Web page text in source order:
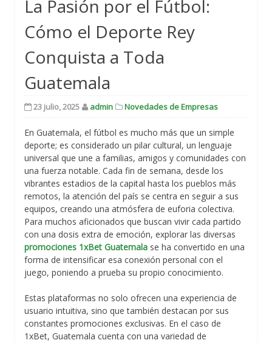
La Pasión por el Fútbol:
Cómo el Deporte Rey
Conquista a Toda
Guatemala
23 julio, 2025 admin Novedades de Empresas
En Guatemala, el fútbol es mucho más que un simple
deporte; es considerado un pilar cultural, un lenguaje
universal que une a familias, amigos y comunidades con
una fuerza notable. Cada fin de semana, desde los
vibrantes estadios de la capital hasta los pueblos más
remotos, la atención del país se centra en seguir a sus
equipos, creando una atmósfera de euforia colectiva.
Para muchos aficionados que buscan vivir cada partido
con una dosis extra de emoción, explorar las diversas
promociones 1xBet Guatemala se ha convertido en una
forma de intensificar esa conexión personal con el
juego, poniendo a prueba su propio conocimiento.
Estas plataformas no solo ofrecen una experiencia de
usuario intuitiva, sino que también destacan por sus
constantes promociones exclusivas. En el caso de
1xBet, Guatemala cuenta con una variedad de